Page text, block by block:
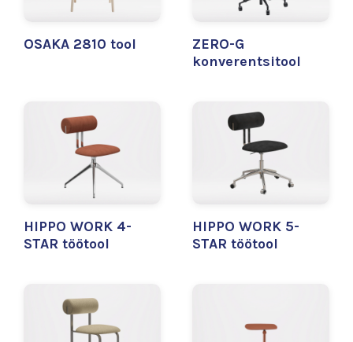
OSAKA 2810 tool
ZERO-G
konverentsitool
HIPPO WORK 4-
STAR töötool
HIPPO WORK 5-
STAR töötool